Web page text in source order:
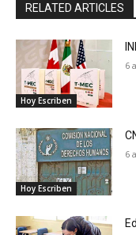
RELATED ARTICLES
Hoy Escriben
6
Hoy Escriben
6